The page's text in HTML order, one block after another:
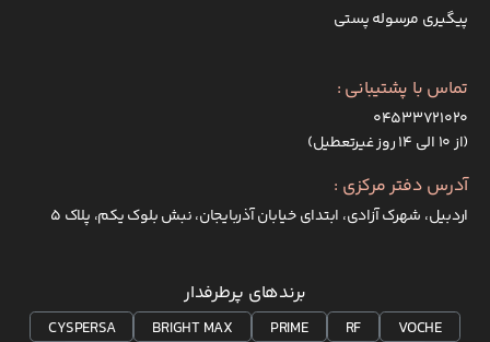
پیگیری مرسوله پستی
تماس با پشتیبانی :
۰۴۵۳۳۷۲۱۰۲۰
(از ۱۰ الی ۱۴ روز غیرتعطیل)
آدرس دفتر مرکزی :
اردبیل، شهرک آزادی، ابتدای خیابان آذربایجان، نبش بلوک یکم، پلاک 5
برندهای پرطرفدار
VOCHE
RF
PRIME
BRIGHT MAX
CYSPERSA